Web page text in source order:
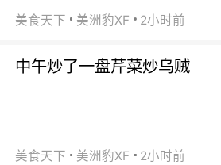
美食天下 美洲豹XF 2小时前
中午炒了一盘芹菜炒乌贼
美食天下 美洲豹XF 2小时前